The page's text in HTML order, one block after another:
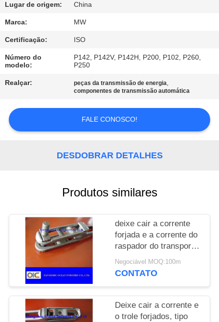
QUALIDADE
CONTACTE-
NOS
PEÇA
CITAÇÕES
PRIVACY
POLICY
Lugar de origem: China
Marca: MW
Certificação: ISO
Número do
modelo:
P142, P142V, P142H, P200, P102, P260,
P250
Realçar: peças da transmissão de energia,
componentes de transmissão automática
FALE CONOSCO!
DESDOBRAR DETALHES
Produtos similares
deixe cair a corrente
forjada e a corrente do
raspador do transporte
das peças do
transporte do trole
Negociável MOQ:100m
CONTATO
Deixe cair a corrente e
o trole forjados, tipo